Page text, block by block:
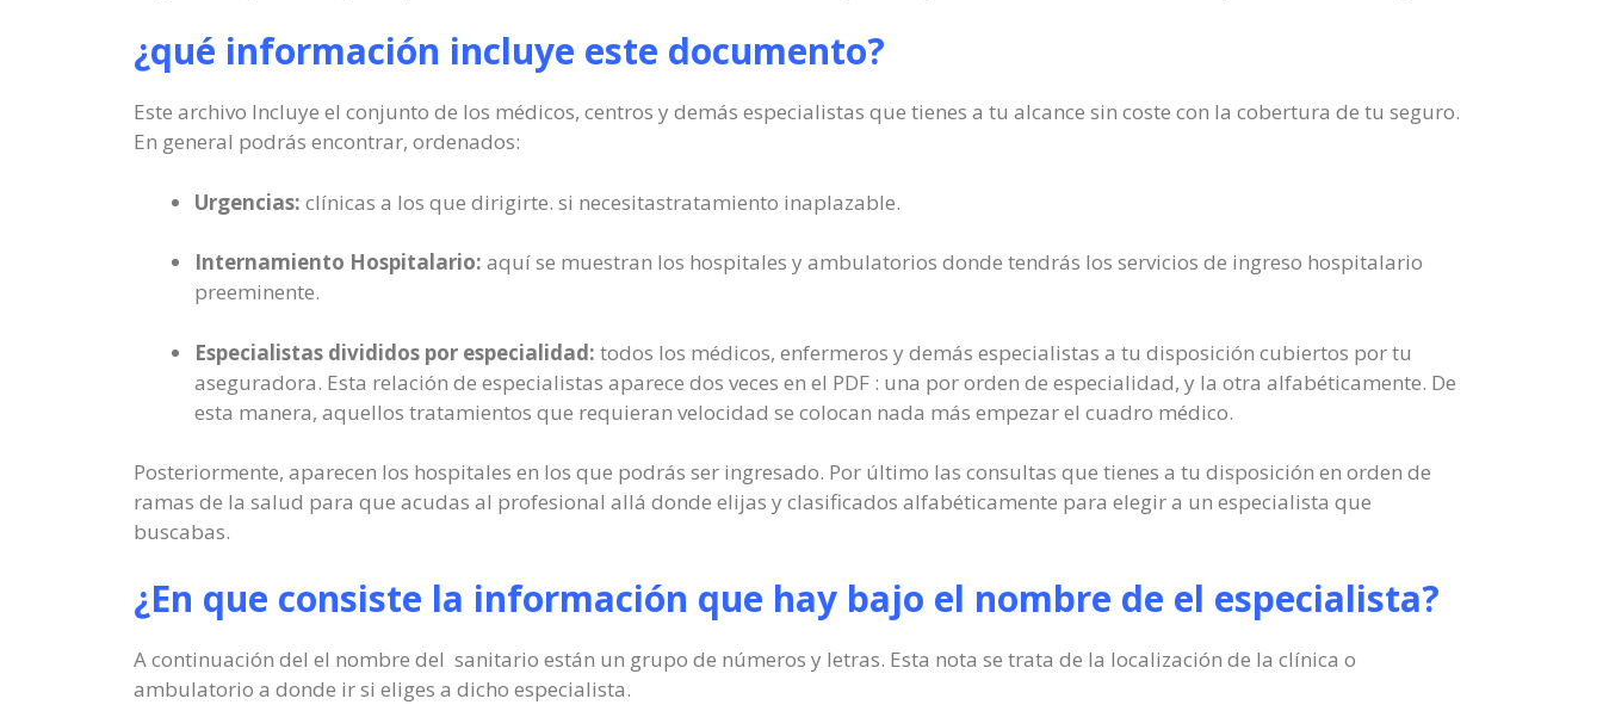
¿qué información incluye este documento?
Este archivo Incluye el conjunto de los médicos, centros y demás especialistas que tienes a tu alcance sin coste con la cobertura de tu seguro.
En general podrás encontrar, ordenados:
Urgencias: clínicas a los que dirigirte. si necesitastratamiento inaplazable.
Internamiento Hospitalario: aquí se muestran los hospitales y ambulatorios donde tendrás los servicios de ingreso hospitalario
preeminente.
Especialistas divididos por especialidad: todos los médicos, enfermeros y demás especialistas a tu disposición cubiertos por tu
aseguradora. Esta relación de especialistas aparece dos veces en el PDF : una por orden de especialidad, y la otra alfabéticamente. De
esta manera, aquellos tratamientos que requieran velocidad se colocan nada más empezar el cuadro médico.
Posteriormente, aparecen los hospitales en los que podrás ser ingresado. Por último las consultas que tienes a tu disposición en orden de
ramas de la salud para que acudas al profesional allá donde elijas y clasificados alfabéticamente para elegir a un especialista que
buscabas.
¿En que consiste la información que hay bajo el nombre de el especialista?
A continuación del el nombre del sanitario están un grupo de números y letras. Esta nota se trata de la localización de la clínica o
ambulatorio a donde ir si eliges a dicho especialista.